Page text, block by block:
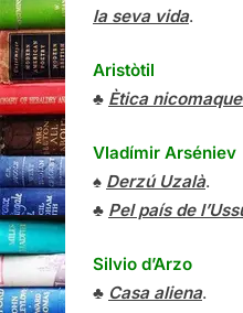
la seva vida.
Aristòtil
♣ Ètica
Vladímir Arséniev
♠ Derzú Uzalà.
♣ Pel país de
Silvio d’Arzo
♣ Casa aliena.